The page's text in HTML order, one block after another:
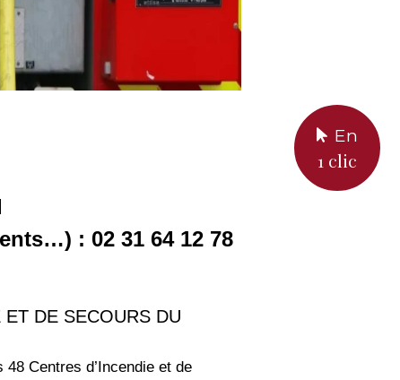
En
1 clic
: 02 31 64 12 78
ET DE SECOURS DU
48 Centres d’Incendie et de